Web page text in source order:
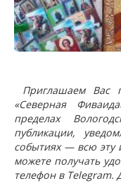
Приглашаем Вас
«Северная
пределах
публикации,
событиях — всю
можете получать
телефон в Telegram.